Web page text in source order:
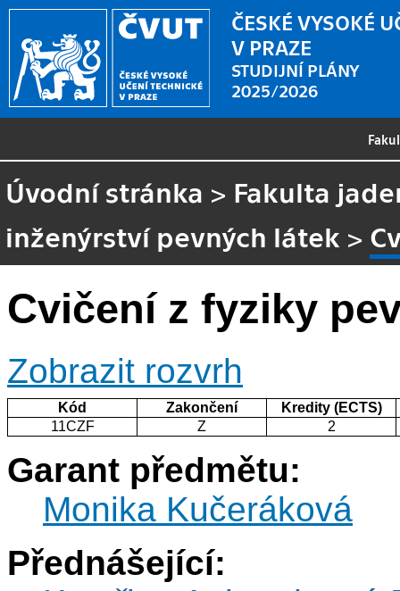
ČESKÉ VYSOKÉ
V PRAZE
STUDIJNÍ PLÁNY
2025/2026
Úvodní stránka > Fakulta
inženýrství pevných látek >
Cvičení z fyziky
Zobrazit rozvrh
Kód Zakončení
Kredity (ECTS)
11CZF
Z 2
Garant předmětu:
Monika Kučeráková
Přednášející: